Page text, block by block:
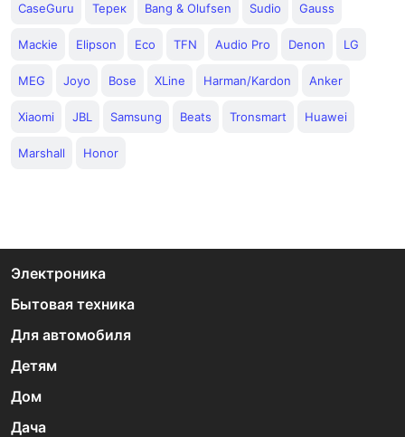
CaseGuru Терек Bang & Olufsen Sudio Gauss
Mackie Elipson Eco TFN Audio Pro Denon LG
MEG Joyo Bose XLine Harman/Kardon Anker
Xiaomi JBL Samsung Beats Tronsmart Huawei
Marshall Honor
Электроника
Бытовая техника
Для автомобиля
Детям
Дом
Дача